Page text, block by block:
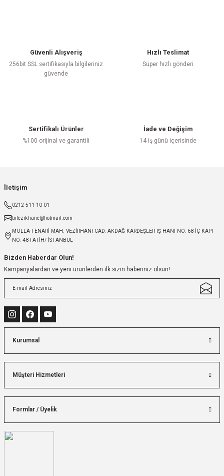
Güvenli Alışveriş
256bit SSL sertifikasıyla bilgileriniz
güvende
Hızlı Teslimat
Süper hızlı gönderi
Sertifikalı Ürünler
%100 orijinal ve garantili
İade ve Değişim
14 iş günü içerisinde
İletişim
0212 511 10 01
bilezikhane@hotmail.com
MOLLA FENARİ MAH. VEZİRHANI CAD. AKDAĞ KARDEŞLER IŞ HANI NO: 68 İÇ KAPI
NO: 48 FATİH/ İSTANBUL
Bizden Haberdar Olun!
Kampanyalardan ve yeni ürünlerden ilk sizin haberiniz olsun!
Kurumsal
Müşteri Hizmetleri
Formlar / Üyelik